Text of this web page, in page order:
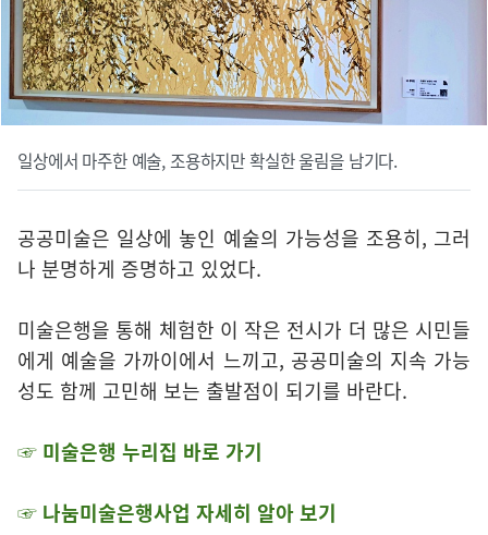
일상에서 마주한 예술, 조용하지만 확실한 울림을 남기다.
공공미술은 일상에 놓인 예술의 가능성을 조용히, 그러
나 분명하게 증명하고 있었다.
미술은행을 통해 체험한 이 작은 전시가 더 많은 시민들
에게 예술을 가까이에서 느끼고, 공공미술의 지속 가능
성도 함께 고민해 보는 출발점이 되기를 바란다.
☞ 미술은행 누리집 바로 가기
☞ 나눔미술은행사업 자세히 알아 보기